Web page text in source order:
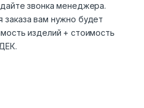
звонка менеджера.
вам нужно будет
изделий + стоимость